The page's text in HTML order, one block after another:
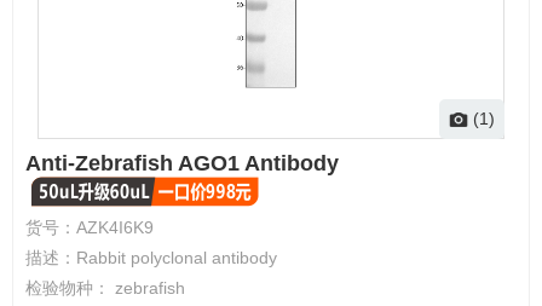
(1)
Anti-Zebrafish AGO1 Antibody
货号： AZK4I6K9
描述： Rabbit polyclonal antibody
检验物种： zebrafish